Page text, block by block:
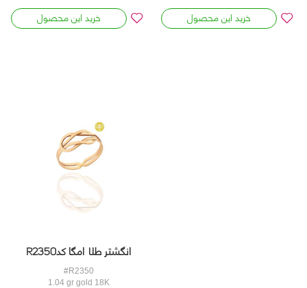
خرید این محصول خرید این محصول
انگشتر طلا امگا کدR2350
#R2350
1.04 gr gold 18K